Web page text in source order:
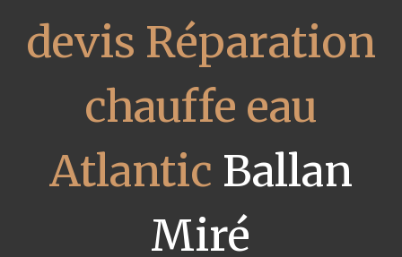
devis Réparation
chauffe eau
Atlantic Ballan
Miré